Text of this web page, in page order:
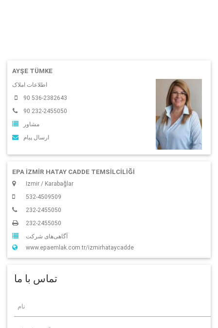
AYŞE TÜMKE
اطلاعات املاک
90 536-2382643
90 232-2455050
مشاور
ارسال پیام
EPA İZMİR HATAY CADDE TEMSİLCİLİĞİ
Izmir / Karabağlar
532-4509509
232-2455050
232-2455050
آگاهی‌‌های شرکت
www.epaemlak.com.tr/izmirhataycadde
تماس با ما